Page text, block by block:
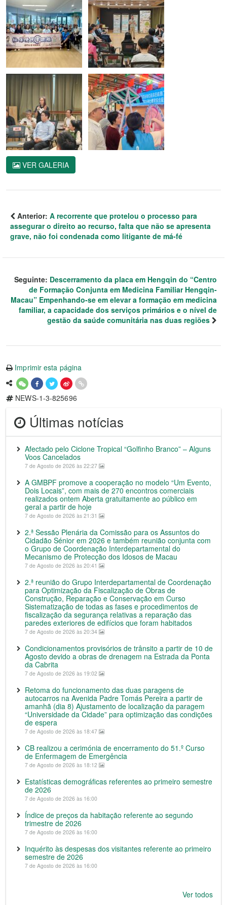
VER GALERIA
Anterior: A recorrente que protelou o processo para
assegurar o direito ao recurso, falta que não se apresenta
grave, não foi condenada como litigante de má-fé
Seguinte: Descerramento da placa em Hengqin do “Centro
de Formação Conjunta em Medicina Familiar Hengqin-
Macau” Empenhando-se em elevar a formação em medicina
familiar, a capacidade dos serviços primários e o nível de
gestão da saúde comunitária nas duas regiões
Imprimir esta página
NEWS-1-3-825696
Últimas notícias
Afectado pelo Ciclone Tropical “Golfinho Branco” – Alguns
Voos Cancelados
7 de Agosto de 2026 às 22:27
A GMBPF promove a cooperação no modelo “Um Evento,
Dois Locais”, com mais de 270 encontros comerciais
realizados ontem Aberta gratuitamente ao público em
geral a partir de hoje
7 de Agosto de 2026 às 21:31
2.ª Sessão Plenária da Comissão para os Assuntos do
Cidadão Sénior em 2026 e também reunião conjunta com
o Grupo de Coordenação Interdepartamental do
Mecanismo de Protecção dos Idosos de Macau
7 de Agosto de 2026 às 20:41
2.ª reunião do Grupo Interdepartamental de Coordenação
para Optimização da Fiscalização de Obras de
Construção, Reparação e Conservação em Curso
Sistematização de todas as fases e procedimentos de
fiscalização da segurança relativas a reparação das
paredes exteriores de edifícios que foram habitados
7 de Agosto de 2026 às 20:34
Condicionamentos provisórios de trânsito a partir de 10 de
Agosto devido a obras de drenagem na Estrada da Ponta
da Cabrita
7 de Agosto de 2026 às 19:02
Retoma do funcionamento das duas paragens de
autocarros na Avenida Padre Tomás Pereira a partir de
amanhã (dia 8) Ajustamento de localização da paragem
“Universidade da Cidade” para optimização das condições
de espera
7 de Agosto de 2026 às 18:47
CB realizou a cerimónia de encerramento do 51.º Curso
de Enfermagem de Emergência
7 de Agosto de 2026 às 18:12
Estatísticas demográficas referentes ao primeiro semestre
de 2026
7 de Agosto de 2026 às 16:00
Índice de preços da habitação referente ao segundo
trimestre de 2026
7 de Agosto de 2026 às 16:00
Inquérito às despesas dos visitantes referente ao primeiro
semestre de 2026
7 de Agosto de 2026 às 16:00
Ver todos